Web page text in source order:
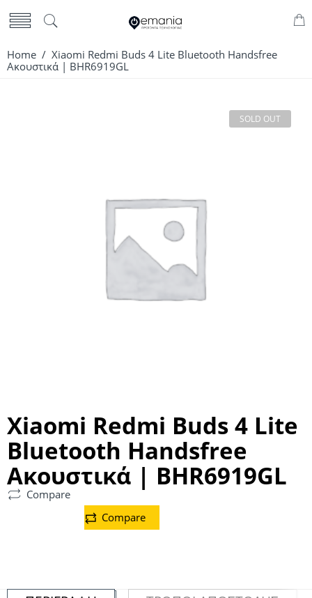
Home / Xiaomi Redmi Buds 4 Lite Bluetooth Handsfree
Ακουστικά | BHR6919GL
SOLD OUT
Xiaomi Redmi Buds 4 Lite
Bluetooth Handsfree
Ακουστικά | BHR6919GL
Compare
Compare